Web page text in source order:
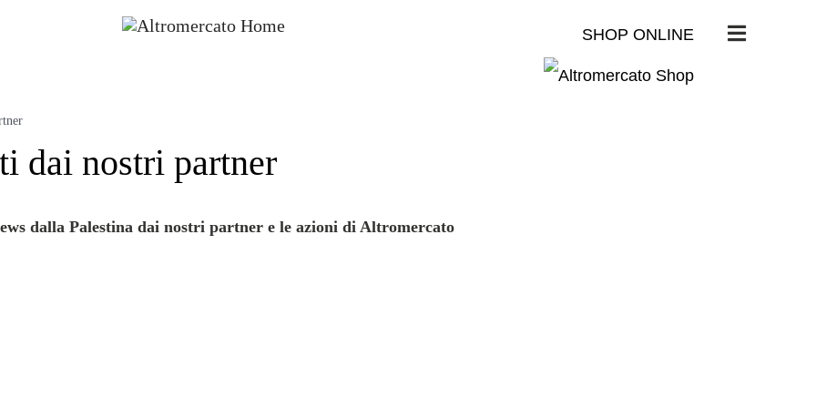
SHOP ONLINE
dai nostri partner
dalla Palestina dai nostri partner e le azioni di Altromercato